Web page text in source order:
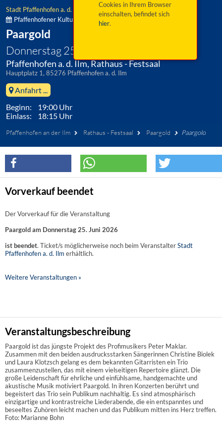
Cookies in Ihrem Browser
einschalten, befindet sich
hier.
Stadt Pfaffenhofen a. d. Ilm
Pfaffenhofener Kultursommer:
Paargold
Donnerstag 25. Juni 2026
Pfaffenhofen a. d. Ilm, Rathaus - Festsaal
Hauptplatz 1, 85276 Pfaffenhofen a. d. Ilm
Anfahrt ...
Beginn: 19:00 Uhr
Einlass: 18:15 Uhr
Pfaffenhofen an der Ilm Rathaus - Festsaal Paargold Paargold
Vorverkauf beendet
Der Vorverkauf für die Veranstaltung
Paargold am Donnerstag 25. Juni 2026
ist beendet. Ticket/s möglicherweise noch beim VeranstalterStadt
Pfaffenhofen a. d. Ilm erhältlich.
Weitere Veranstaltungen »
Veranstaltungsbeschreibung
Paargold ist das jüngste Projekt des Profimusikers Peter Maklar.
Zusammen mit den beiden ausdrucksstarken Sängerinnen Christine Biolek
und Laura Klotzsch gelang es dem bekannten Gitarristen ein Trio
zusammenzustellen, das mit einem vielseitigen Repertoire glänzt. Die
große Leidenschaft für ehrliche und einfühlsame, handgemachte und
akustische Musik motiviert Paargold. In ihren Konzerten berührt und
begeistert das Trio sein Publikum nachhaltig. Es sind atmosphärisch
einzigartige und kontrastreiche Liederabende, die ein entspanntes und
beseeltes Zuhören leicht machen und das Publikum mitten ins Herz treffen.
Foto: Marianne Bohn